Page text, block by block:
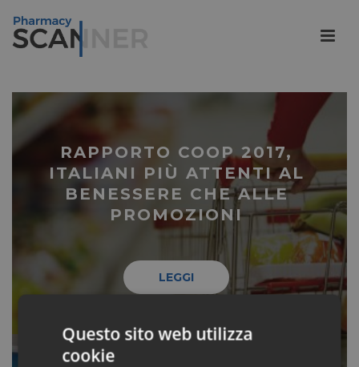
RAPPORTO COOP 2017,
ITALIANI PIÙ ATTENTI AL
BENESSERE CHE ALLE
PROMOZIONI
LEGGI
Questo sito web utilizza
cookie